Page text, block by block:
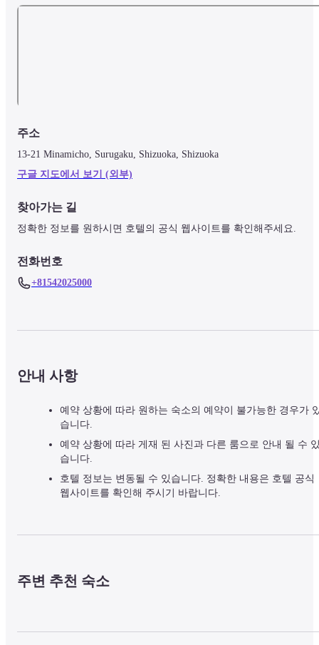
주소
13-21 Minamicho, Surugaku, Shizuoka, Shizuoka
구글 지도에서 보기 (외부)
찾아가는 길
정확한 정보를 원하시면 호텔의 공식 웹사이트를 확인해주세요.
전화번호
+81542025000
안내 사항
예약 상황에 따라 원하는 숙소의 예약이 불가능한 경우가
습니다.
예약 상황에 따라 게재 된 사진과 다른 룸으로 안내 될 수
습니다.
호텔 정보는 변동될 수 있습니다. 정확한 내용은 호텔 공식
웹사이트를 확인해 주시기 바랍니다.
주변 추천 숙소